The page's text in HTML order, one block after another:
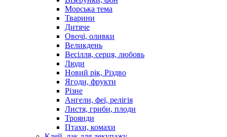
Морська тема
Тварини
Дитяче
Овочі, оливки
Великдень
Весілля, серця, любовь
Люди
Новий рік, Різдво
Ягоди, фрукти
Різне
Ангели, феї, релігія
Листя, гриби, плоди
Троянди
Птахи, комахи